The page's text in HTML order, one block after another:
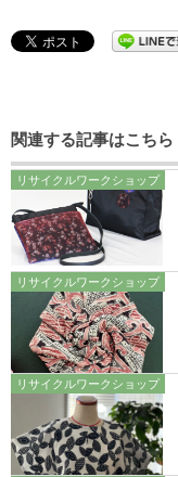
関連する記事はこちら
リサイクルワークショップ
リサイクルワークショップ
リサイクルワークショップ